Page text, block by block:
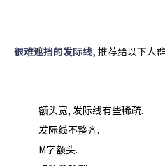
很难遮挡的发际线, 推荐给以下人
额头宽, 发际线有些稀疏.
发际线不整齐.
M字额头.